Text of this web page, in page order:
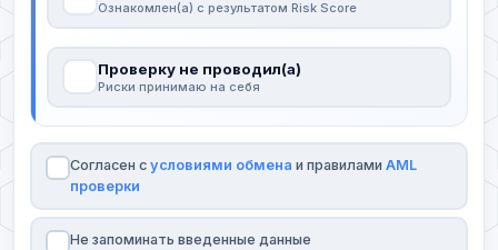
Ознакомлен(а) с результатом Risk Score
Проверку не проводил(а)
Риски принимаю на себя
Согласен с условиями обмена и правилами AML
проверки
Не запоминать введенные данные